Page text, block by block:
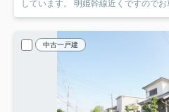
しています。 明姫幹線近くですのでお
中古一戸建